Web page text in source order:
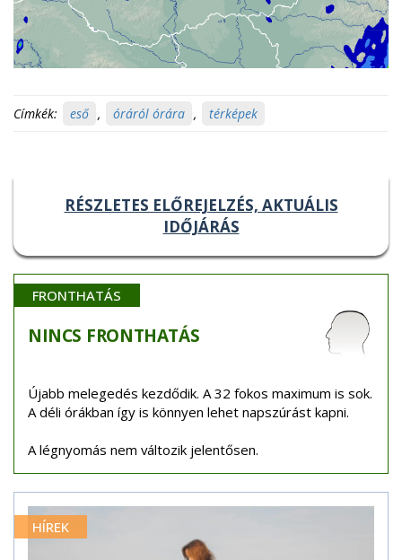
Címkék: eső , óráról órára , térképek
RÉSZLETES ELŐREJELZÉS, AKTUÁLIS
IDŐJÁRÁS
FRONTHATÁS
NINCS FRONTHATÁS
Újabb melegedés kezdődik. A 32 fokos maximum is sok.
A déli órákban így is könnyen lehet napszúrást kapni.
A légnyomás nem változik jelentősen.
HÍREK